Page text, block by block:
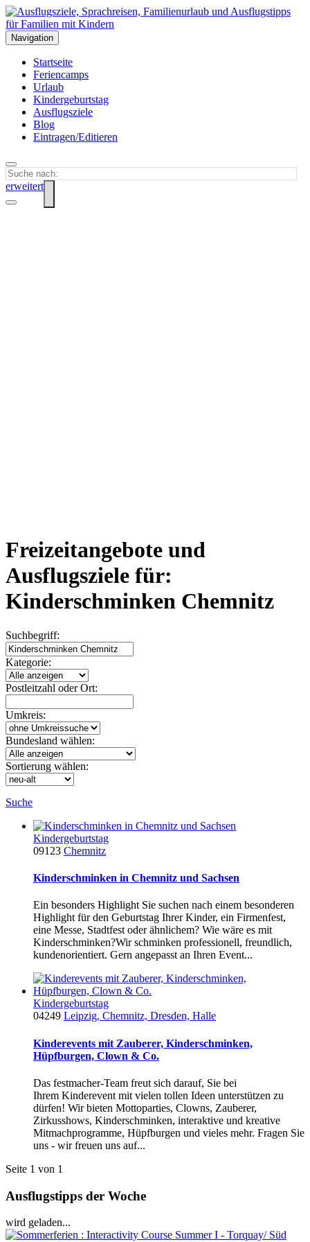
Navigation
Startseite
Feriencamps
Urlaub
Kindergeburtstag
Ausflugsziele
Blog
Eintragen/Editieren
erweitert
Freizeitangebote und
Ausflugsziele für:
Kinderschminken Chemnitz
Suchbegriff:
Kategorie:
Postleitzahl oder Ort:
Umkreis:
Bundesland wählen:
Sortierung wählen:
Suche
Kindergeburtstag
09123 Chemnitz
Kinderschminken in Chemnitz und Sachsen
Ein besonders Highlight Sie suchen nach einem besonderen
Highlight für den Geburtstag Ihrer Kinder, ein Firmenfest,
eine Messe, Stadtfest oder ähnlichem? Wie wäre es mit
Kinderschminken? ​Wir schminken professionell, freundlich,
kundenorientiert. Gern angepasst an Ihren Event...
Kindergeburtstag
04249 Leipzig, Chemnitz, Dresden, Halle
Kinderevents mit Zauberer, Kinderschminken,
Hüpfburgen, Clown & Co.
Das festmacher-Team freut sich darauf, Sie bei
Ihrem Kinderevent mit vielen tollen Ideen unterstützen zu
dürfen! Wir bieten Mottoparties, Clowns, Zauberer,
Zirkusshows, Kinderschminken, interaktive und kreative
Mitmachprogramme, Hüpfburgen und vieles mehr. Fragen Sie
uns - wir freuen uns auf...
Seite 1 von 1
Ausflugstipps der Woche
wird geladen...